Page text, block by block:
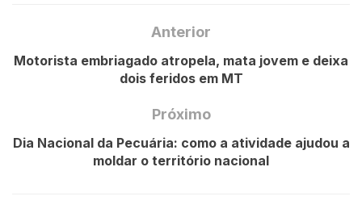
Anterior
Motorista embriagado atropela, mata jovem e deixa
dois feridos em MT
Próximo
Dia Nacional da Pecuária: como a atividade ajudou a
moldar o território nacional